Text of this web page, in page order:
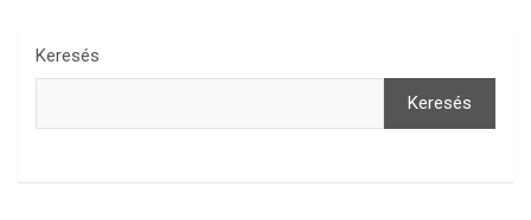
Keresés
Keresés